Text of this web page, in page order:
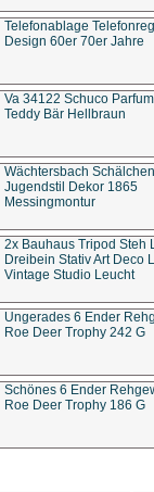
Telefonablage
Design 60er 70er Jahre
Va 34122 Schuco
Teddy Bär Hellbraun
Wächtersbach Schälchen
Jugendstil Dekor 1865
Messingmontur
2x Bauhaus Tripod Steh
Dreibein Stativ Art Deco
Vintage Studio Leucht
Ungerades 6 Ender
Roe Deer Trophy 242 G
Schönes 6 Ender
Roe Deer Trophy 186 G